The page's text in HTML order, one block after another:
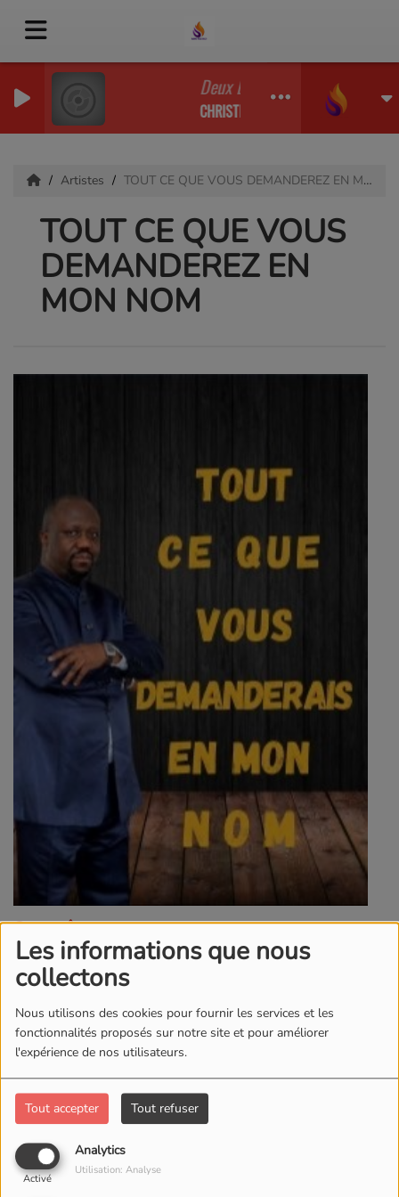
Les informations que nous
collectons
Nous utilisons des cookies pour fournir les services et les
fonctionnalités proposés sur notre site et pour améliorer
l'expérience de nos utilisateurs.
Tout accepter Tout refuser
Analytics
Activé
Utilisation: Analyse
Deux bons chevreaux à la
CHRISTIAN MAYIKI
Artistes TOUT CE QUE VOUS DEMANDEREZ EN MON NOM
TOUT CE QUE VOUS
DEMANDEREZ EN
MON NOM
19 AOÛT 2024
Surnom
Evangeliste
Pays
Congolaise
Activité
Site officiel
https://www.radiotelesilo.fr
Facebook
Thème : TOUT CE QUE VOUS DEMANDEREZ EN